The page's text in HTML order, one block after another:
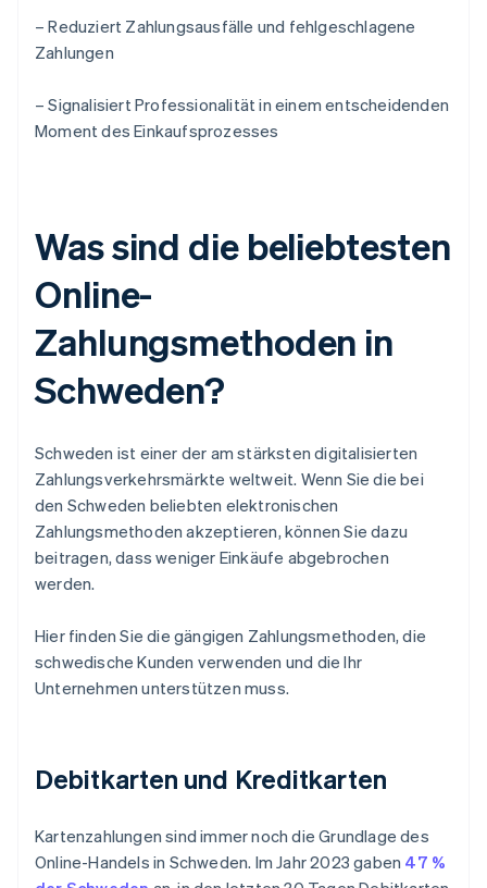
– Reduziert Zahlungsausfälle und fehlgeschlagene
Zahlungen
– Signalisiert Professionalität in einem entscheidenden
Moment des Einkaufsprozesses
Was sind die beliebtesten
Online-
Zahlungsmethoden in
Schweden?
Schweden ist einer der am stärksten digitalisierten
Zahlungsverkehrsmärkte weltweit. Wenn Sie die bei
den Schweden beliebten elektronischen
Zahlungsmethoden akzeptieren, können Sie dazu
beitragen, dass weniger Einkäufe abgebrochen
werden.
Hier finden Sie die gängigen Zahlungsmethoden, die
schwedische Kunden verwenden und die Ihr
Unternehmen unterstützen muss.
Debitkarten und Kreditkarten
Kartenzahlungen sind immer noch die Grundlage des
Online-Handels in Schweden. Im Jahr 2023 gaben 47 %